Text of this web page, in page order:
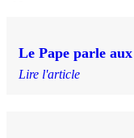
Le Pape parle
Lire l'article